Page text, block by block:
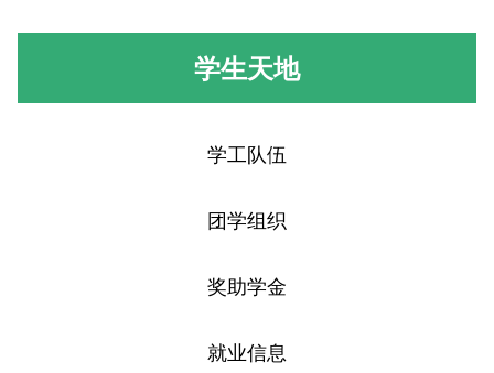
学生天地
学工队伍
团学组织
奖助学金
就业信息